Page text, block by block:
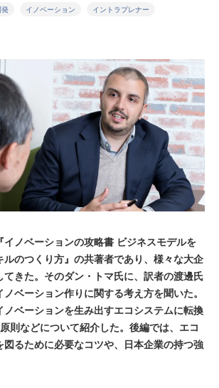
イノベーション イントラプレナー
ノベーションの攻略書 ビジネスモデルを
のつくり方』の共著者であり、様々な大企
きた。そのダン・トマ氏に、訳者の渡邊氏
ベーション作りに関する考え方を聞いた。
ベーションを生み出すエコシステムに転換
則などについて紹介した。後編では、エコ
図るために必要なコツや、日本企業の持つ強